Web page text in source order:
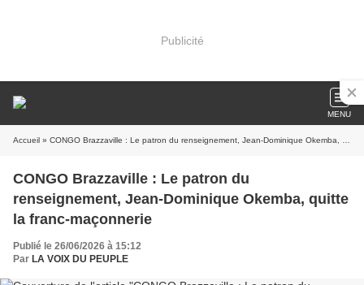
Publicité
MENU
Accueil » CONGO Brazzaville : Le patron du renseignement, Jean-Dominique Okemba, quitte la franc-maçonnerie
CONGO Brazzaville : Le patron du
renseignement, Jean-Dominique Okemba, quitte
la franc-maçonnerie
Publié le 26/06/2026 à 15:12
Par LA VOIX DU PEUPLE